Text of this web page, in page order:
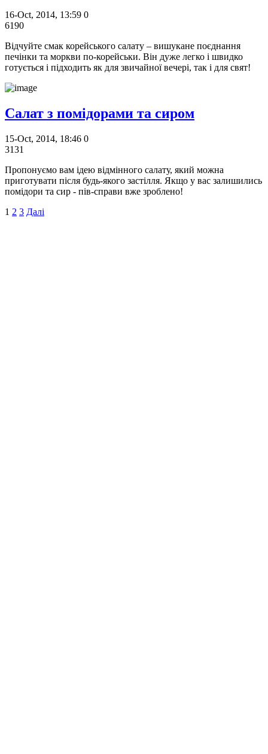
16-Oct, 2014, 13:59 0
6190
Відчуйте смак корейського салату – вишукане поєднання
печінки та моркви по-корейськи. Він дуже легко і швидко
готується і підходить як для звичайної вечері, так і для свят!
Салат з помідорами та сиром
15-Oct, 2014, 18:46 0
3131
Пропонуємо вам ідею відмінного салату, який можна
приготувати після будь-якого застілля. Якщо у вас залишились
помідори та сир - пів-справи вже зроблено!
1 2 3 Далі